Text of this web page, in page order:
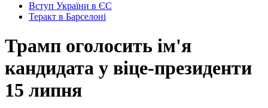
Вступ України в ЄС
Теракт в Барселоні
Трамп оголосить ім'я
кандидата у віце-президенти
15 липня